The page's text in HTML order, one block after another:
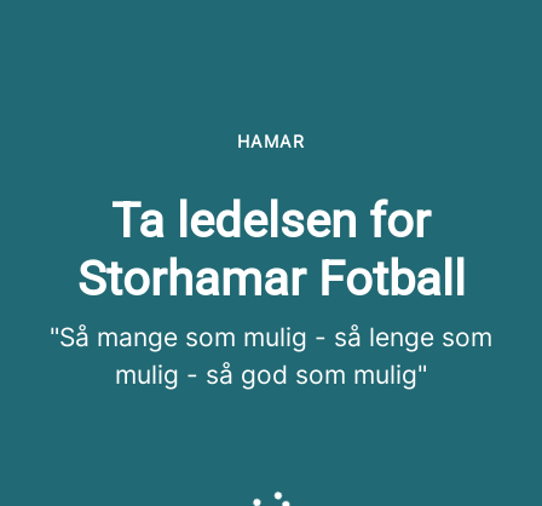
HAMAR
Ta ledelsen for
Storhamar Fotball
"Så mange som mulig - så lenge som
mulig - så god som mulig"